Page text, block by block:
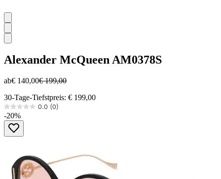
Alexander McQueen AM0378S
ab€ 140,00€ 199,00
30-Tage-Tiefstpreis: € 199,00
0.0 (0)
0.0
von
Sternen.
-20%